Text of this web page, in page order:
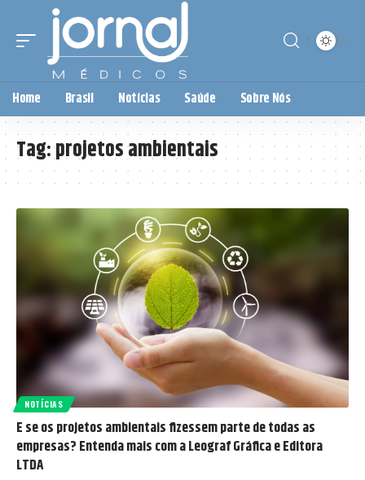
Home Brasil Notícias Saúde Sobre Nós
Tag:projetos ambientais
NOTÍCIAS
E se os projetos ambientais fizessem parte de todas as
empresas? Entenda mais com a Leograf Gráfica e Editora
LTDA